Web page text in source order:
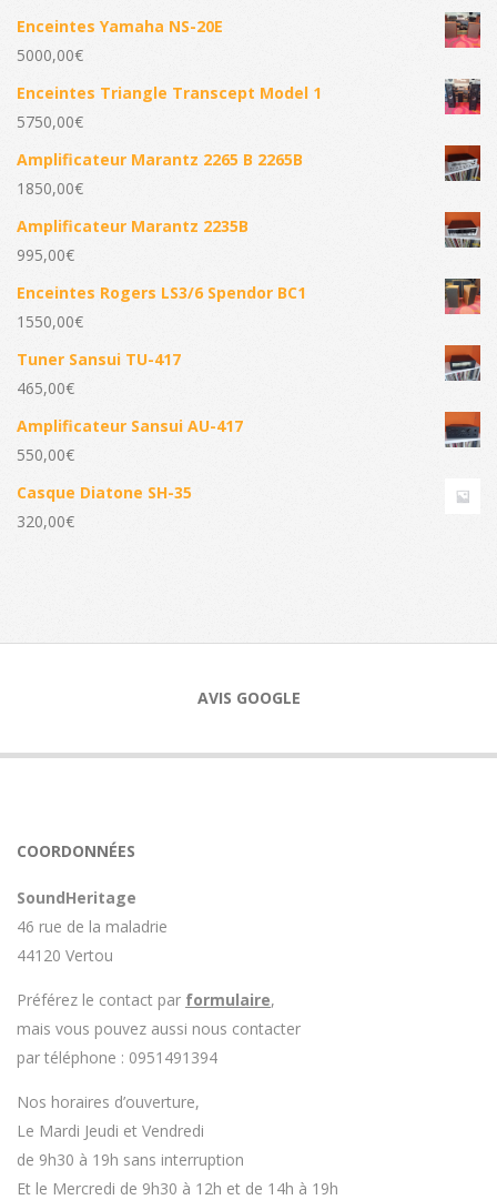
Enceintes Yamaha NS-20E
5000,00€
Enceintes Triangle Transcept Model 1
5750,00€
Amplificateur Marantz 2265 B 2265B
1850,00€
Amplificateur Marantz 2235B
995,00€
Enceintes Rogers LS3/6 Spendor BC1
1550,00€
Tuner Sansui TU-417
465,00€
Amplificateur Sansui AU-417
550,00€
Casque Diatone SH-35
320,00€
AVIS GOOGLE
COORDONNÉES
SoundHeritage
46 rue de la maladrie
44120 Vertou
Préférez le contact par formulaire,
mais vous pouvez aussi nous contacter
par téléphone : 0951491394
Nos horaires d’ouverture,
Le Mardi Jeudi et Vendredi
de 9h30 à 19h sans interruption
Et le Mercredi de 9h30 à 12h et de 14h à 19h